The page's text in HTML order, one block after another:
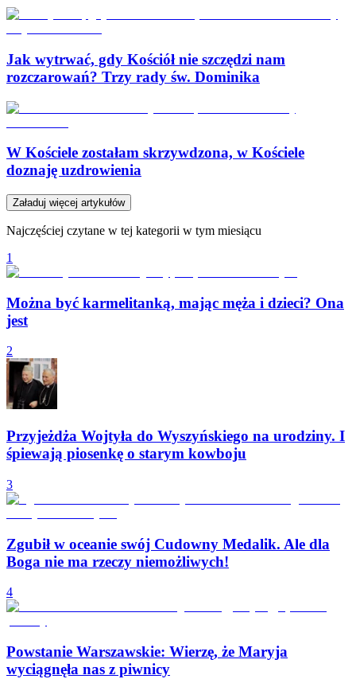
Jak wytrwać, gdy Kościół nie szczędzi nam
rozczarowań? Trzy rady św. Dominika
W Kościele zostałam skrzywdzona, w Kościele
doznaję uzdrowienia
Załaduj więcej artykułów
Najczęściej czytane w tej kategorii w tym miesiącu
1
Można być karmelitanką, mając męża i dzieci? Ona
jest
2
Przyjeżdża Wojtyła do Wyszyńskiego na urodziny. I
śpiewają piosenkę o starym kowboju
3
Zgubił w oceanie swój Cudowny Medalik. Ale dla
Boga nie ma rzeczy niemożliwych!
4
Powstanie Warszawskie: Wierzę, że Maryja
wyciągnęła nas z piwnicy